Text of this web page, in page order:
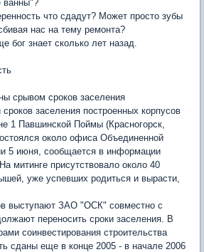
ванны"?
что сдадут? Может просто зубы
нас на тему ремонта?
бог знает сколько лет назад.
срывом сроков заселения
заселения построенных корпусов
1 Павшинской Поймы (Красногорск,
около офиса Объединенной
5 июня, сообщается в информации
митинге присутствовало около 40
уже успевших родиться и вырасти,
выступают ЗАО "ОСК" совместно с
переносить сроки заселения. В
соинвестирования строительства
сданы еще в конце 2005 - в начале 2006